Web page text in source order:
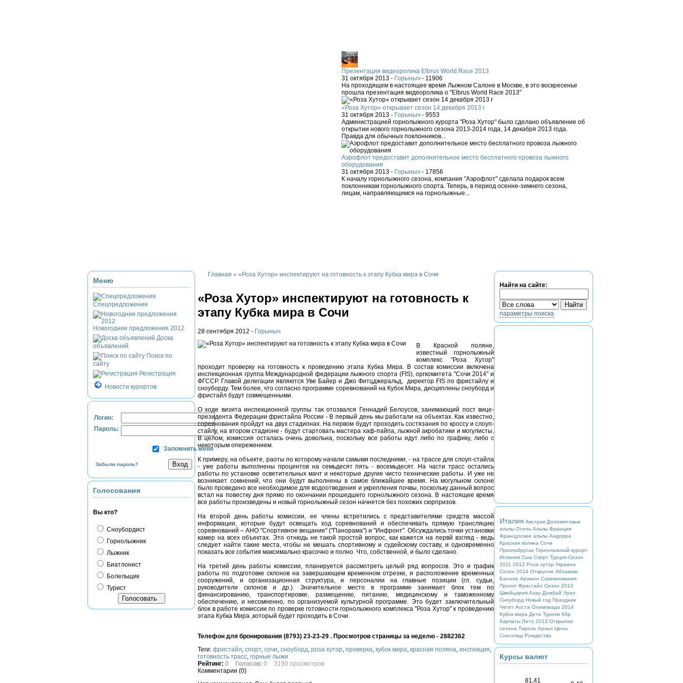
Презентация видеоролика Elbrus World Race 2013
31 октября 2013 - Горыныч - 11906
На проходящем в настоящее время Лыжном Салоне в Москве, в это воскресенье
прошла презентация видеоролика о "Elbrus World Race 2013"
«Роза Хутор» открывает сезон 14 декабря 2013 г
31 октября 2013 - Горыныч - 9553
Администрацией горнолыжного курорта "Роза Хутор" было сделано объявление об
открытии нового горнолыжного сезона 2013-2014 года, 14 декабря 2013 года.
Правда для обычных поклонников...
Аэрофлот предоставит дополнительное место бесплатного провоза лыжного
оборудования
31 октября 2013 - Горыныч - 17856
К началу горнолыжного сезона, компания "Аэрофлот" сделала подарок всем
поклонникам горнолыжного спорта. Теперь, в период осенне-зимнего сезона,
лицам, направляющимся на горнолыжные...
Меню
Спецпредложения
Новогодние предложения 2012
Доска
объявлений
Поиск по
сайту
Регистрация
Новости курортов
Логин:
Пароль:
Запомнить меня
Забыли пароль?
Голосования
Вы кто?
Сноубордист
Горнолыжник
Лыжник
Биатлонист
Болельщик
Турист
Главная » «Роза Хутор» инспектируют на готовность к этапу Кубка мира в Сочи
«Роза Хутор» инспектируют на готовность к
этапу Кубка мира в Сочи
28 сентября 2012 - Горыныч
В Красной поляне,
известный горнолыжный
комплекс "Роза Хутор"
проходит проверку на готовность к проведению этапа Кубка Мира. В состав комиссии включена
инспекционная группа Международной федерации лыжного спорта (FIS), оргкомитета "Сочи 2014" и
ФГССР. Главой делегации являются Уве Байер и Джо Фитцджеральд, директор FIS по фристайлу и
сноуборду. Тем более, что согласно программе соревнований на Кубок Мира, дисциплины сноуборд и
фристайл будут совмещенными.
О ходе визита инспекционной группы так отозвался Геннадий Белоусов, занимающий пост вице-
президента Федерации фристайла России - В первый день мы работали на объектах. Как известно,
соревнования пройдут на двух стадионах. На первом будут проходить состязания по кроссу и слоуп-
стайлу, на втором стадионе - будут стартовать мастера хаф-пайпа, лыжной акробатики и могулисты.
В целом, комиссия осталась очень довольна, поскольку все работы идут либо по графику, либо с
некоторым опережением.
К примеру, на объекте, раоты по которому начали самыми последними, - на трассе для слоуп-стайла
- уже работы выполнены процентов на семьдесят пять - восемьдесят. На части трасс остались
работы по установке осветительных мачт и некоторые другие чисто технические работы. И уже не
возникает сомнений, что они будут выполнены в самое ближайшее время. На могульном склоне
было проведено все необходимое для водоотведения и укрепления почвы, поскольку данный вопрос
встал на повестку дня прямо по окончании прошедшего горнолыжного сезона. В настоящее время
все работы произведены и новый горнолыжный сезон начнется без похожих сюрпризов.
На второй день работы комиссии, ее члены встретились с представителями средств массой
информации, которые будут освещать ход соревнований и обеспечивать прямую трансляцию
соревнований – АНО "Спортивное вещание" ("Панорама") и "Инфронт". Обсуждались точки установки
камер на всех объектах. Это отнюдь не такой простой вопрос, как кажется на первй взгляд - ведь
следует найти такие места, чтобы не мешать спортивному и судейскому составу, и одновременно
показать все события максимально красочно и полно. Что, собственной, и было сделано.
На третий день работы комиссии, планируется рассмотреть целый ряд вопросов. Это и график
работы по подготовке склонов на завершающем временном отрезке, и расположение временных
сооружений, и организационная структура, и персоналии на главные позиции (гл. судьи,
руководители склонов и др.). Значительное место в программе занимает блок тем по
финансированию, транспортировке, размещению, питанию, медицинскому и таможенному
обеспечению, и несомненно, по организуемой культурной программе. Это будет заключительный
блок в работе комиссии по проверке готовности горнолыжного комплекса "Роза Хутор" к проведению
этапа Кубка Мира ,который будет проходить в Сочи.
Телефон для бронирования (8793) 23-23-29 . Просмотров страницы за неделю - 2882362
Теги: фристайл, спорт, сочи, сноуборд, роза хутор, проверка, кубок мира, красная поляна, инспекция,
готовность трасс, горные лыжи
Рейтинг: 0 Голосов: 0
3190 просмотров
Комментарии (0)
Найти на сайте:
параметры поиска
Италия Австрия Доломитовые
альпы Отель Альпы Франция
Французские альпы Андорра
Красная поляна Сочи
Приэльбрусье Горнолыжный курорт
Испания Сша Спорт Турция Сезон
2011 2012 Роза хутор Украина
Сезон 2014 Открытие Абзаково
Банное Арамон Соревнования
Проект Фристайл Сезон 2013
Швейцария Азау Домбай Урал
Сноуборд Новый год Праздник
Чегет Аоста Олимпиада 2014
Кубок мира Дети Туризм Кбр
Карпаты Лето 2013 Открытие
сезона Тироль Архыз Цены
Снегопад Рождество
Курсы валют
81,41